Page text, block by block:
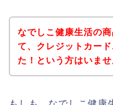
なでしこ健康生活の
て、クレジットカー
た！という方はいませ